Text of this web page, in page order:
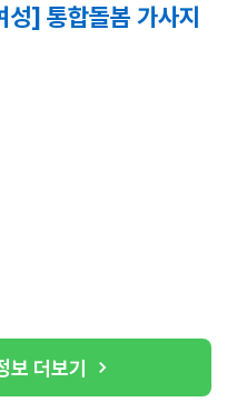
] 통합돌봄 가사지
보 더보기